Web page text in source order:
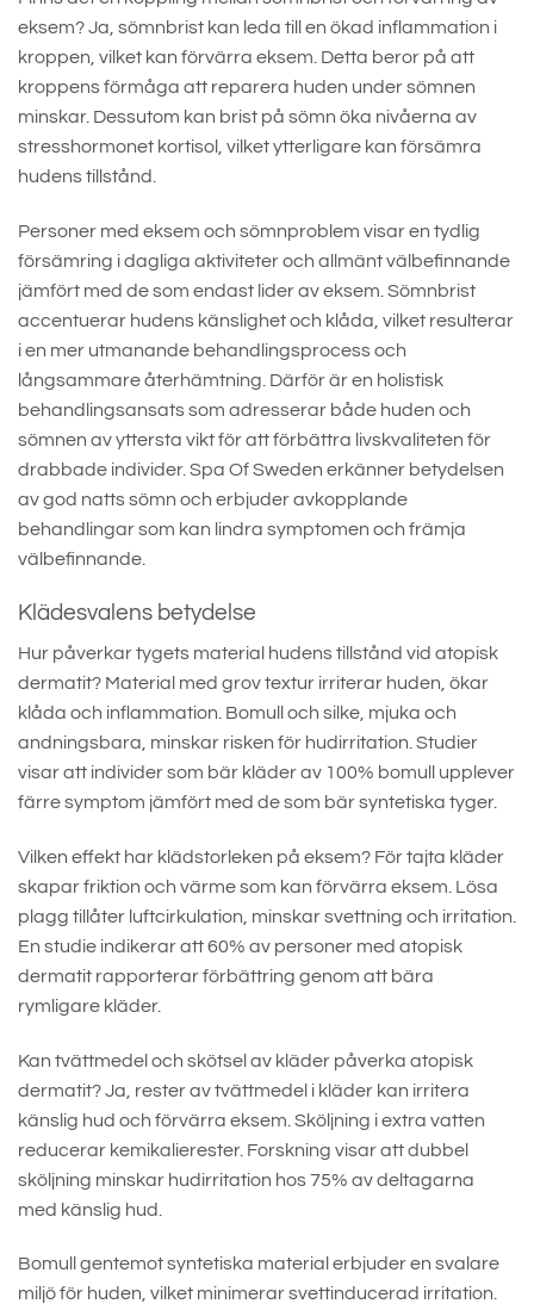
eksem? Ja, sömnbrist kan leda till en ökad inflammation i
kroppen, vilket kan förvärra eksem. Detta beror på att
kroppens förmåga att reparera huden under sömnen
minskar. Dessutom kan brist på sömn öka nivåerna av
stresshormonet kortisol, vilket ytterligare kan försämra
hudens tillstånd.
Personer med eksem och sömnproblem visar en tydlig
försämring i dagliga aktiviteter och allmänt välbefinnande
jämfört med de som endast lider av eksem. Sömnbrist
accentuerar hudens känslighet och klåda, vilket resulterar
i en mer utmanande behandlingsprocess och
långsammare återhämtning. Därför är en holistisk
behandlingsansats som adresserar både huden och
sömnen av yttersta vikt för att förbättra livskvaliteten för
drabbade individer. Spa Of Sweden erkänner betydelsen
av god natts sömn och erbjuder avkopplande
behandlingar som kan lindra symptomen och främja
välbefinnande.
Klädesvalens betydelse
Hur påverkar tygets material hudens tillstånd vid atopisk
dermatit? Material med grov textur irriterar huden, ökar
klåda och inflammation. Bomull och silke, mjuka och
andningsbara, minskar risken för hudirritation. Studier
visar att individer som bär kläder av 100% bomull upplever
färre symptom jämfört med de som bär syntetiska tyger.
Vilken effekt har klädstorleken på eksem? För tajta kläder
skapar friktion och värme som kan förvärra eksem. Lösa
plagg tillåter luftcirkulation, minskar svettning och irritation.
En studie indikerar att 60% av personer med atopisk
dermatit rapporterar förbättring genom att bära
rymligare kläder.
Kan tvättmedel och skötsel av kläder påverka atopisk
dermatit? Ja, rester av tvättmedel i kläder kan irritera
känslig hud och förvärra eksem. Sköljning i extra vatten
reducerar kemikalierester. Forskning visar att dubbel
sköljning minskar hudirritation hos 75% av deltagarna
med känslig hud.
Bomull gentemot syntetiska material erbjuder en svalare
miljö för huden, vilket minimerar svettinducerad irritation.